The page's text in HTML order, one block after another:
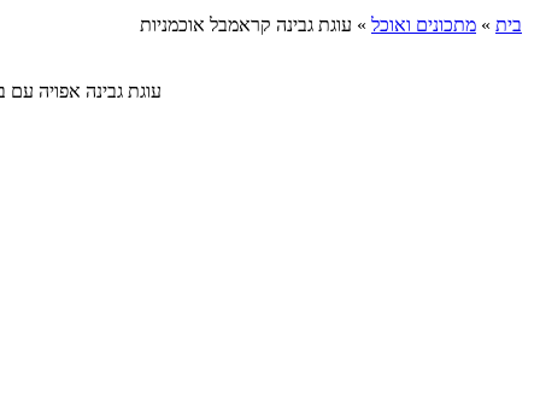
בית » מתכונים ואוכל » עוגת גבינה קראמבל אוכמניות
עוגת גבינה אפויה עם בסיס